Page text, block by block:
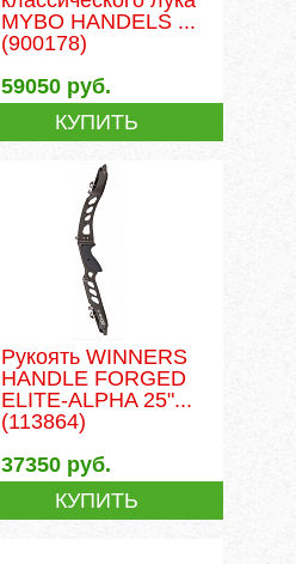
MYBO HANDELS ...
(900178)
59050руб.
КУПИТЬ
Рукоять WINNERS
HANDLE FORGED
ELITE-ALPHA 25"...
(113864)
37350руб.
КУПИТЬ